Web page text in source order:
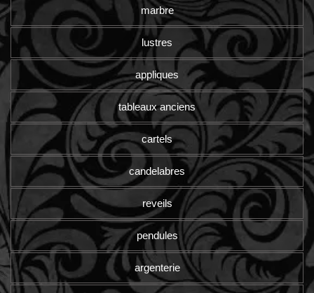
marbre
lustres
appliques
tableaux anciens
cartels
candelabres
reveils
pendules
argenterie